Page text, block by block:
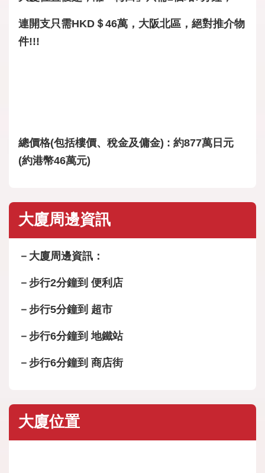
連開支只需HKD＄46萬，大阪北區，絕對推介物
件!!!
總價格(包括樓價、稅金及傭金) : 約877萬日元
(約港幣46萬元)
大廈周邊資訊
－大廈周邊資訊：
－步行2分鐘到 便利店
－步行5分鐘到 超市
－步行6分鐘到 地鐵站
－步行6分鐘到 商店街
大廈位置